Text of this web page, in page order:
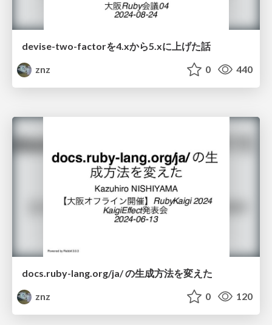
devise-two-factorを4.xから5.xに上げた話
znz
0 440
docs.ruby-lang.org/ja/ の生成方法を変えた
znz
0 120